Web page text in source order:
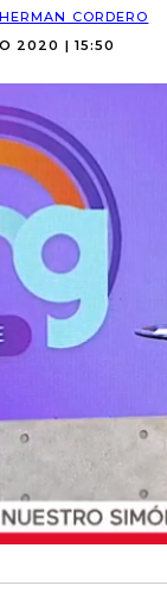
CORDERO
2020 | 15:50